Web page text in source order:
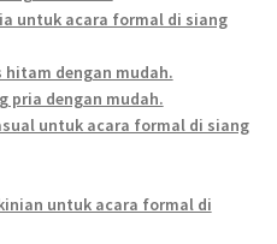
untuk acara formal di siang
hitam dengan mudah.
pria dengan mudah.
untuk acara formal di siang
untuk acara formal di